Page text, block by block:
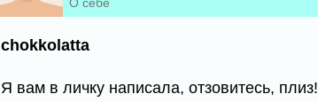
chokkolatta
Я вам в личку написала, отзовитесь, плиз!